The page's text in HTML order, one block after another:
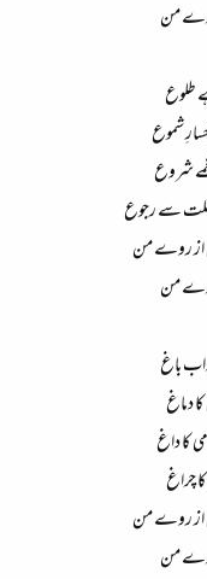
من​
طلوع​
شموع​
شروع​
سے رجوع​
روے من​
من​
باغ​
دماغ​
کا داغ​
چراغ​
روے من​
من​